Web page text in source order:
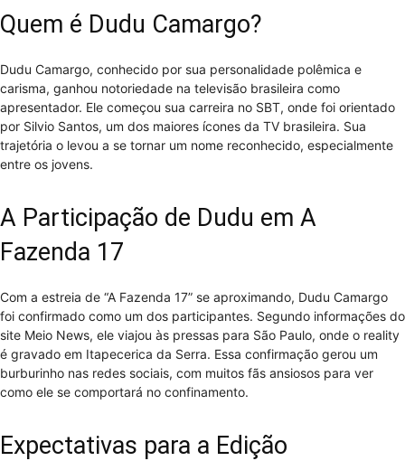
Quem é Dudu Camargo?
Dudu Camargo, conhecido por sua personalidade polêmica e
carisma, ganhou notoriedade na televisão brasileira como
apresentador. Ele começou sua carreira no SBT, onde foi orientado
por Silvio Santos, um dos maiores ícones da TV brasileira. Sua
trajetória o levou a se tornar um nome reconhecido, especialmente
entre os jovens.
A Participação de Dudu em A
Fazenda 17
Com a estreia de “A Fazenda 17” se aproximando, Dudu Camargo
foi confirmado como um dos participantes. Segundo informações do
site Meio News, ele viajou às pressas para São Paulo, onde o reality
é gravado em Itapecerica da Serra. Essa confirmação gerou um
burburinho nas redes sociais, com muitos fãs ansiosos para ver
como ele se comportará no confinamento.
Expectativas para a Edição